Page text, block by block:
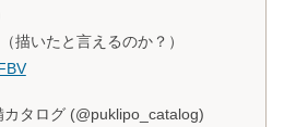
描いたと言えるのか？）
タログ (@puklipo_catalog)